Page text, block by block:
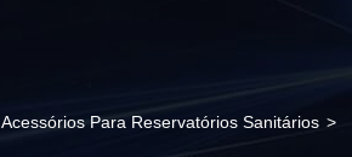
Acessórios Para Reservatórios Sanitários >